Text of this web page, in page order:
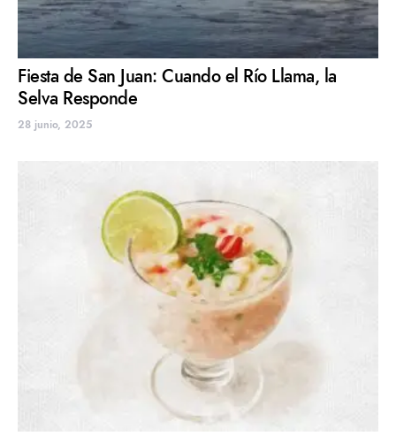
Fiesta de San Juan: Cuando el Río Llama, la
Selva Responde
28 junio, 2025